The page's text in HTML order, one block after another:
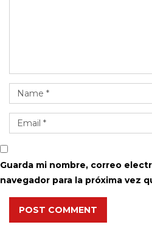
Guarda mi nombre, correo
navegador para la próxima vez
POST COMMENT